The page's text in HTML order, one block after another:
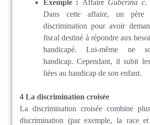
Exemple : Affaire Guberina c.
Dans cette affaire, un
discrimination pour avoir
fiscal destiné à répondre aux
handicapé. Lui-même ne
handicap. Cependant, il subit
liées au handicap de son enfant.
4 La discrimination croisée
La discrimination croisée combine
discrimination (par exemple, la race